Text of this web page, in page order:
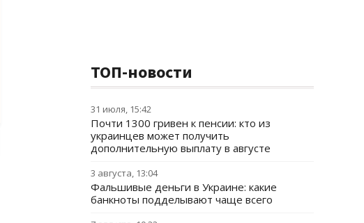
ТОП-новости
31 июля, 15:42
Почти 1300 гривен к пенсии: кто из
украинцев может получить
дополнительную выплату в августе
3 августа, 13:04
Фальшивые деньги в Украине: какие
банкноты подделывают чаще всего